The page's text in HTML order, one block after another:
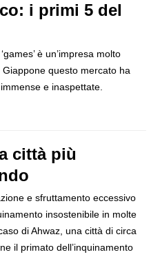
i primi 5 del
è un’impresa molto
questo mercato ha
e inaspettate.
città più
e sfruttamento eccessivo
insostenibile in molte
di Ahwaz, una città di circa
il primato dell’inquinamento